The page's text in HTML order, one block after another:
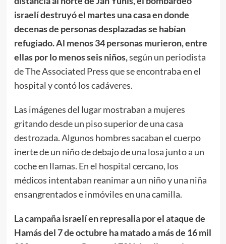
israelí destruyó el martes una casa en donde
decenas de personas desplazadas se habían
refugiado. Al menos 34 personas murieron, entre
ellas por lo menos seis niños,según un periodista
de The Associated Press que se encontraba en el
hospital y contó los cadáveres.
Las imágenes del lugar mostraban a mujeres
gritando desde un piso superior de una casa
destrozada. Algunos hombres sacaban el cuerpo
inerte de un niño de debajo de una losa junto a un
coche en llamas. En el hospital cercano, los
médicos intentaban reanimar a un niño y una niña
ensangrentados e inmóviles en una camilla.
La campaña israelí en represalia por el ataque de
Hamás del 7 de octubre ha matado a más de 16 mil